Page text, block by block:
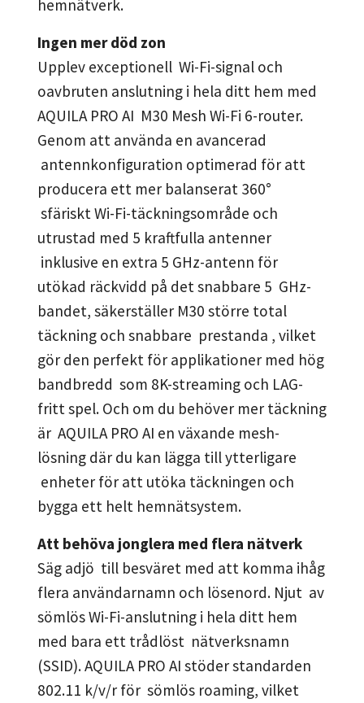
hemnätverk.
Ingen mer död zon
Upplev exceptionell Wi-Fi-signal och
oavbruten anslutning i hela ditt hem med
AQUILA PRO AI M30 Mesh Wi-Fi 6-router.
Genom att använda en avancerad
antennkonfiguration optimerad för att
producera ett mer balanserat 360°
sfäriskt Wi-Fi-täckningsområde och
utrustad med 5 kraftfulla antenner
inklusive en extra 5 GHz-antenn för
utökad räckvidd på det snabbare 5 GHz-
bandet, säkerställer M30 större total
täckning och snabbare prestanda , vilket
gör den perfekt för applikationer med hög
bandbredd som 8K-streaming och LAG-
fritt spel. Och om du behöver mer täckning
är AQUILA PRO AI en växande mesh-
lösning där du kan lägga till ytterligare
enheter för att utöka täckningen och
bygga ett helt hemnätsystem.
Att behöva jonglera med flera nätverk
Säg adjö till besväret med att komma ihåg
flera användarnamn och lösenord. Njut av
sömlös Wi-Fi-anslutning i hela ditt hem
med bara ett trådlöst nätverksnamn
(SSID). AQUILA PRO AI stöder standarden
802.11 k/v/r för sömlös roaming, vilket